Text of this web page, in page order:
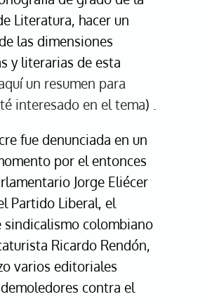
Literatura, hacer un
las dimensiones
y literarias de esta
un resumen para
interesado en el tema) .
fue denunciada en un
por el entonces
Jorge Eliécer
Partido Liberal, el
sindicalismo colombiano
Ricardo Rendón,
varios editoriales
contra el